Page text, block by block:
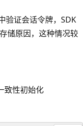
验证会话令牌，SDK
储原因，这种情况较
致性初始化